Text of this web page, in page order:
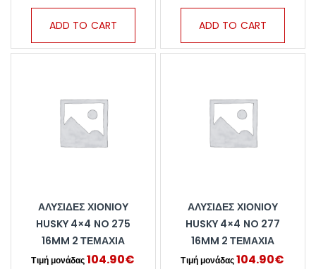
ADD TO CART ADD TO CART
ΑΛΥΣΊΔΕΣ ΧΙΟΝΙΟΎ
HUSKY 4×4 NO 275
16MM 2 ΤΕΜΆΧΙΑ
104.90€
ΑΛΥΣΊΔΕΣ ΧΙΟΝΙΟΎ
HUSKY 4×4 NO 277
16MM 2 ΤΕΜΆΧΙΑ
104.90€